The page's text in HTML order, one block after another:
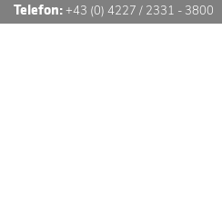
Telefon:+43 (0) 4227 / 2331 - 3800
E-Mail: